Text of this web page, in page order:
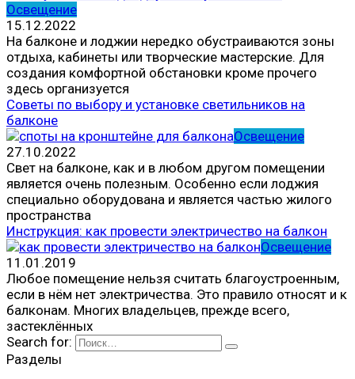
Освещение
15.12.2022
На балконе и лоджии нередко обустраиваются зоны
отдыха, кабинеты или творческие мастерские. Для
создания комфортной обстановки кроме прочего
здесь организуется
Советы по выбору и установке светильников на
балконе
Освещение
27.10.2022
Свет на балконе, как и в любом другом помещении
является очень полезным. Особенно если лоджия
специально оборудована и является частью жилого
пространства
Инструкция: как провести электричество на балкон
Освещение
11.01.2019
Любое помещение нельзя считать благоустроенным,
если в нём нет электричества. Это правило относят и к
балконам. Многих владельцев, прежде всего,
застеклённых
Search for:
Разделы